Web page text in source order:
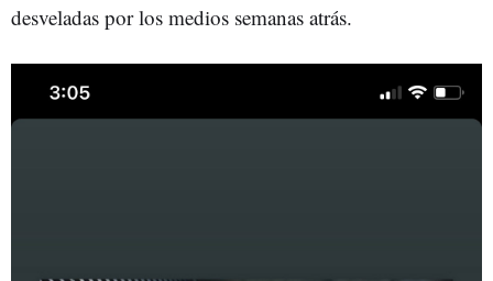
desveladas por los medios semanas atrás.